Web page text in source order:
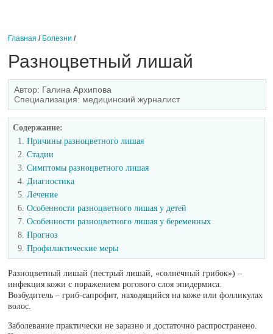
Главная / Болезни /
Разноцветный лишай
Автор: Галина Архипова
Специализация: медицинский журналист
Содержание:
Причины разноцветного лишая
Стадии
Симптомы разноцветного лишая
Диагностика
Лечение
Особенности разноцветного лишая у детей
Особенности разноцветного лишая у беременных
Прогноз
Профилактические меры
Разноцветный лишай (пестрый лишай, «солнечный грибок») –
инфекция кожи с поражением рогового слоя эпидермиса.
Возбудитель – гриб-сапрофит, находящийся на коже или фолликулах
волос.
Заболевание практически не заразно и достаточно распространено.